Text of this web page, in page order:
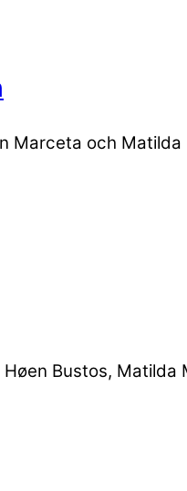
Marceta och
Bustos,